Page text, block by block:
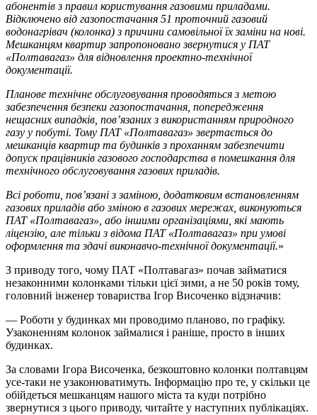
абонентів з правил користування газовими приладами.
Відключено від газопостачання 51 проточний газовий
водонагрівач (колонка) з причини самовільної їх заміни на нові.
Мешканцям квартир запропоновано звернутися у ПАТ
«Полтавагаз» для відновлення проектно-технічної
документації.
Планове технічне обслуговування проводяться з метою
забезпечення безпеки газопостачання, попередження
нещасних випадків, пов’язаних з використанням природного
газу у побуті. Тому ПАТ «Полтавагаз» звертається до
мешканців квартир та будинків з проханням забезпечити
допуск працівників газового господарства в помешкання для
технічного обслуговування газових приладів.
Всі роботи, пов’язані з заміною, додатковим встановленням
газових приладів або зміною в газових мережах, виконуються
ПАТ «Полтавагаз», або іншими організаціями, які мають
ліцензію, але тільки з відома ПАТ «Полтавагаз» при умові
оформлення та здачі виконавчо-технічної документації.»
З приводу того, чому ПАТ «Полтавагаз» почав займатися
незаконними колонками тільки цієї зими, а не 50 років тому,
головний інженер товариства Ігор Височенко відзначив:
— Роботи у будинках ми проводимо планово, по графіку.
Узаконенням колонок займалися і раніше, просто в інших
будинках.
За словами Ігора Височенка, безкоштовно колонки полтавцям
усе-таки не узаконюватимуть. Інформацію про те, у скільки це
обійдеться мешканцям нашого міста та куди потрібно
звернутися з цього приводу, читайте у наступних публікаціях.